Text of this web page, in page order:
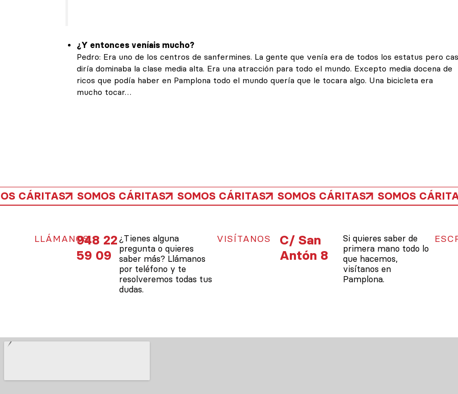
¿Y entonces veníais mucho?
Pedro: Era uno de los centros de sanfermines. La gente que venía era de todos los estatus pero
diría dominaba la clase media alta. Era una atracción para todo el mundo. Excepto media docena de
ricos que podía haber en Pamplona todo el mundo quería que le tocara algo. Una bicicleta era
mucho tocar…
CÁRITAS SOMOS CÁRITAS SOMOS CÁRITAS SOMOS CÁRITAS SOMOS
LLÁMANOS948 22
59 09
¿Tienes alguna
pregunta o quieres
saber más? Llámanos
por teléfono y te
resolveremos todas tus
dudas.
VISÍTANOS
C/ San
Antón 8
Si quieres saber de
primera mano todo lo
que hacemos,
visítanos en
Pamplona.